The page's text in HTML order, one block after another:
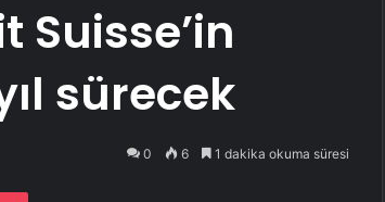
Suisse’in
sürecek
0 6 1 dakika okuma süresi
Pocket